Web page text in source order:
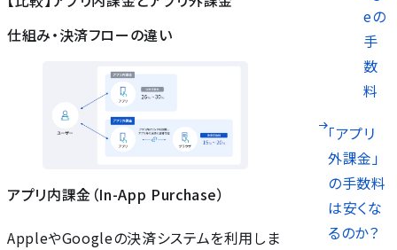
eの
手
数
料
「アプリ
外課金」
の手数料
は安くな
るのか？
仕組み・決済フローの違い
アプリ内課金（In-App Purchase）
AppleやGoogleの決済システムを利用しま